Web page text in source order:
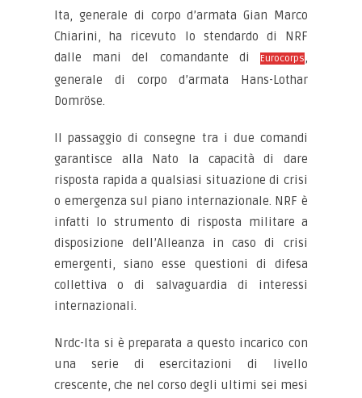
Ita, generale di corpo d’armata Gian Marco
Chiarini, ha ricevuto lo stendardo di NRF
dalle mani del comandante di
Eurocorps,
generale di corpo d’armata Hans-Lothar
Domröse.
Il passaggio di consegne tra i due comandi
garantisce alla Nato la capacità di dare
risposta rapida a qualsiasi situazione di crisi
o emergenza sul piano internazionale. NRF è
infatti lo strumento di risposta militare a
disposizione dell’Alleanza in caso di crisi
emergenti, siano esse questioni di difesa
collettiva o di salvaguardia di interessi
internazionali.
Nrdc-Ita si è preparata a questo incarico con
una serie di esercitazioni di livello
crescente, che nel corso degli ultimi sei mesi